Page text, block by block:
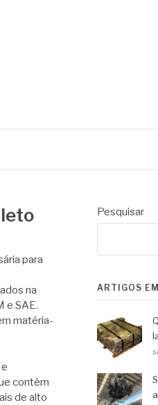
para
na
e SAE.
matéria-
contêm
de alto
Pesquisar
ARTIGOS